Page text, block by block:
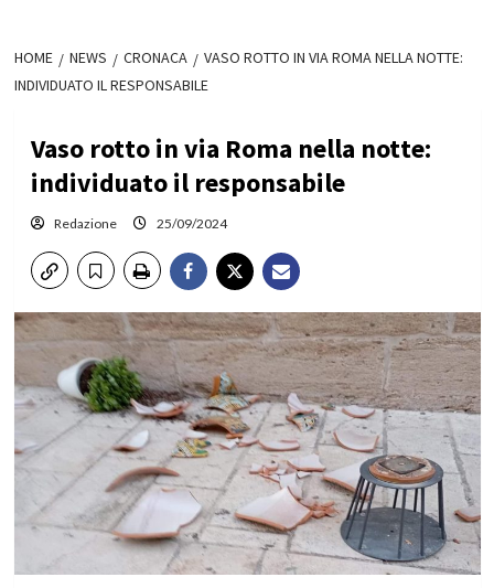
HOME NEWS CRONACA
VASO ROTTO IN VIA ROMA NELLA NOTTE:
INDIVIDUATO IL RESPONSABILE
Vaso rotto in via Roma nella notte:
individuato il responsabile
Redazione 25/09/2024